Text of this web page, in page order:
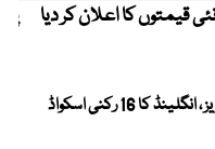
قیمتوں کا اعلان کر دیا
پاکستان کیخلاف ٹیسٹ سیریز ، انگلینڈ کا 16 رکنی اسکواڈ